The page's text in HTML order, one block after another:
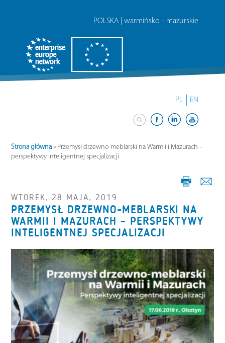
POLSKA | warmińsko - mazurskie
PL EN
Strona główna » Przemysł drzewno-meblarski na Warmii i Mazurach –
perspektywy inteligentnej specjalizacji
WTOREK, 28 MAJA, 2019
PRZEMYSŁ DRZEWNO-MEBLARSKI NA
WARMII I MAZURACH – PERSPEKTYWY
INTELIGENTNEJ SPECJALIZACJI